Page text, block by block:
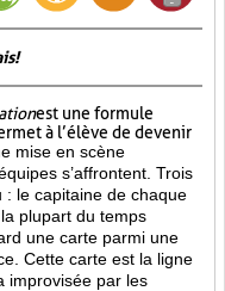
est une formule
à l’élève de devenir
mise en scène
s’affrontent. Trois
le capitaine de chaque
plupart du temps
une carte parmi une
Cette carte est la ligne
improvisée par les